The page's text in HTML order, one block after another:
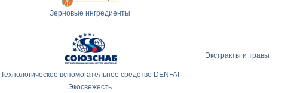
Экстракты и травы
Зерновые ингредиенты
Технологическое вспомогательное средство DENFAI
Экосвежесть